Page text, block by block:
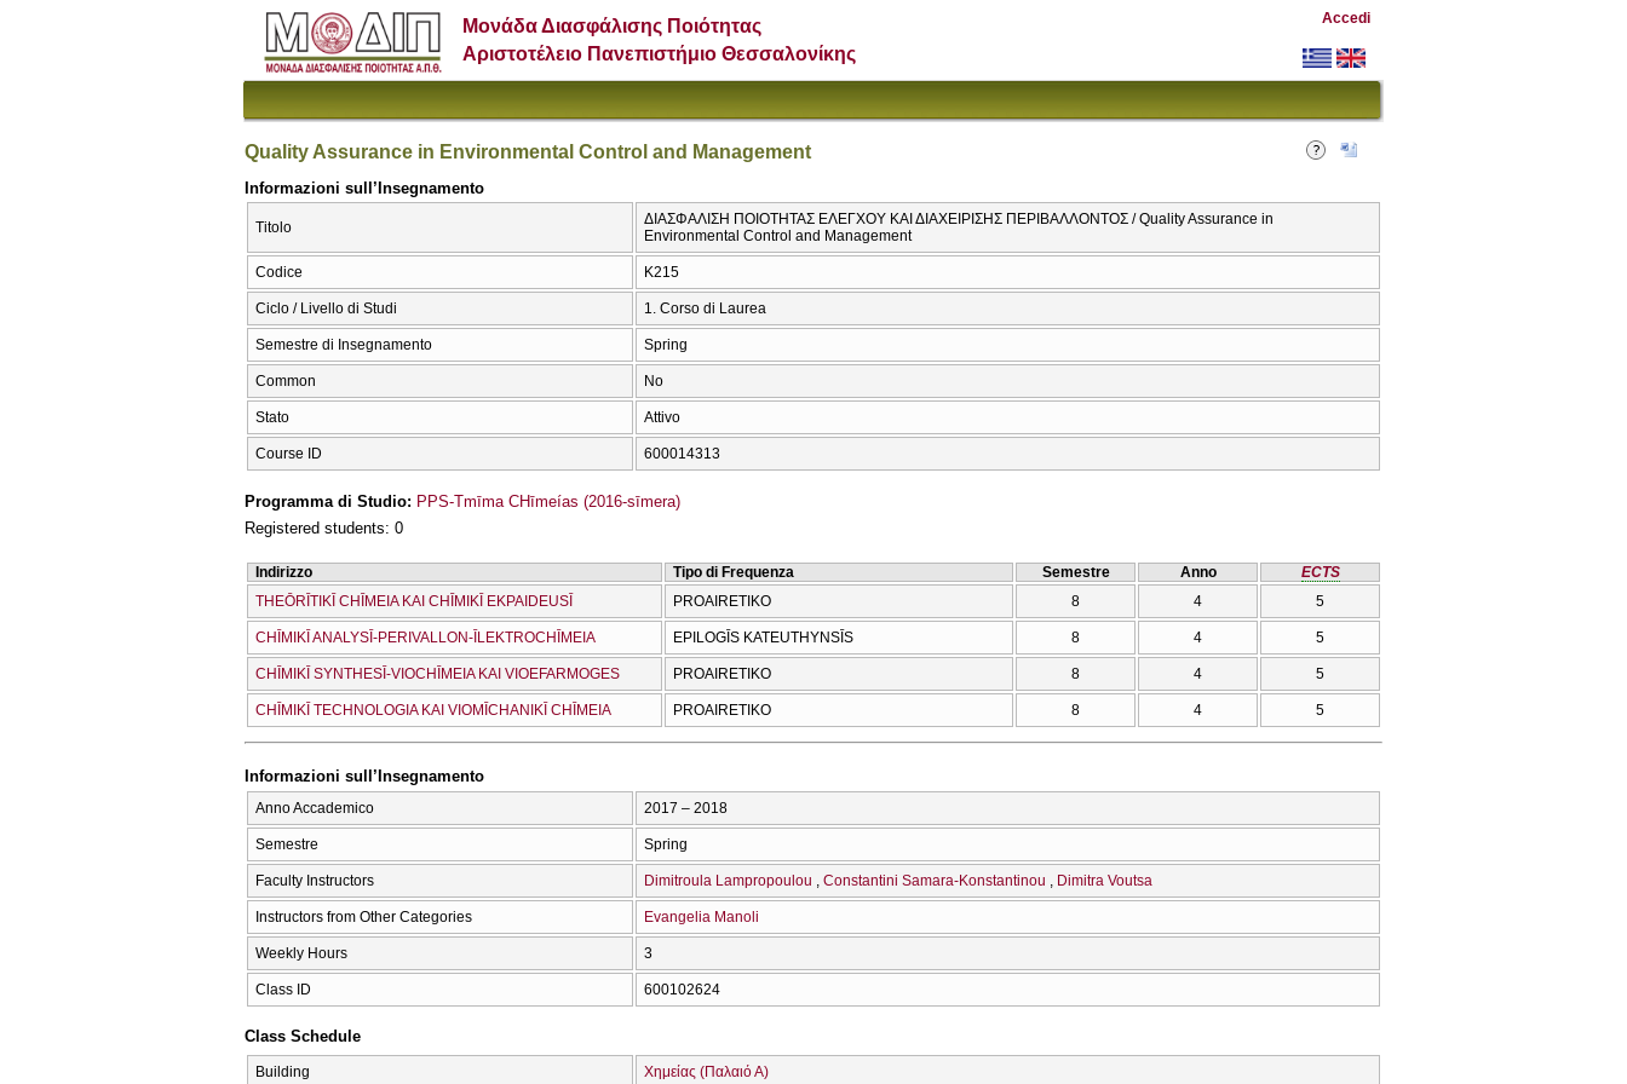
Μονάδα Διασφάλισης Ποιότητας
Αριστοτέλειο Πανεπιστήμιο Θεσσαλονίκης
Accedi
Quality Assurance in Environmental Control and Management
Informazioni sull’Insegnamento
Titolo
ΔΙΑΣΦΑΛΙΣΗ ΠΟΙΟΤΗΤΑΣ ΕΛΕΓΧΟΥ ΚΑΙ ΔΙΑΧΕΙΡΙΣΗΣ ΠΕΡΙΒΑΛΛΟΝΤΟΣ / Quality Assurance in
Environmental Control and Management
Codice Κ215
Ciclo / Livello di Studi 1. Corso di Laurea
Semestre di Insegnamento Spring
Common No
Stato Attivo
Course ID 600014313
Programma di Studio: PPS-Tmīma CΗīmeías (2016-sīmera)
Registered students: 0
Indirizzo Tipo di Frequenza Semestre Anno
ECTS
THEŌRĪTIKĪ CΗĪMEIA KAI CΗĪMIKĪ EKPAIDEUSĪ
PROAIRETIKO 8 4 5
CΗĪMIKĪ ANALYSĪ-PERIVALLON-ĪLEKTROCΗĪMEIA EPILOGĪS KATEUTHYNSĪS 8 4 5
CΗĪMIKĪ SYNTHESĪ-VIOCΗĪMEIA KAI VIOEFARMOGES PROAIRETIKO 8 4 5
CΗĪMIKĪ TECΗNOLOGIA KAI VIOMĪCΗANIKĪ CΗĪMEIA PROAIRETIKO 8 4 5
Informazioni sull’Insegnamento
Anno Accademico 2017 – 2018
Semestre Spring
Faculty Instructors Dimitroula Lampropoulou Constantini Samara-Konstantinou Dimitra Voutsa
Instructors from Other Categories Evangelia Manoli
Weekly Hours 3
Class ID 600102624
Class Schedule
Building Χημείας (Παλαιό Α)